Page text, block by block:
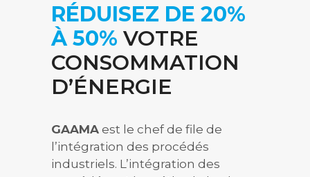
RÉDUISEZ DE 20%
À 50% VOTRE
CONSOMMATION
D’ÉNERGIE
GAAMA est le chef de file de
l’intégration des procédés
industriels. L’intégration des